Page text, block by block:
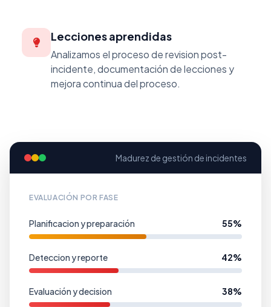
Lecciones aprendidas
Analizamos el proceso de revision post-
incidente, documentación de lecciones y
mejora continua del proceso.
Madurez de gestión de incidentes
EVALUACIÓN POR FASE
Planificacion y preparación 55%
Deteccion y reporte 42%
Evaluación y decision 38%